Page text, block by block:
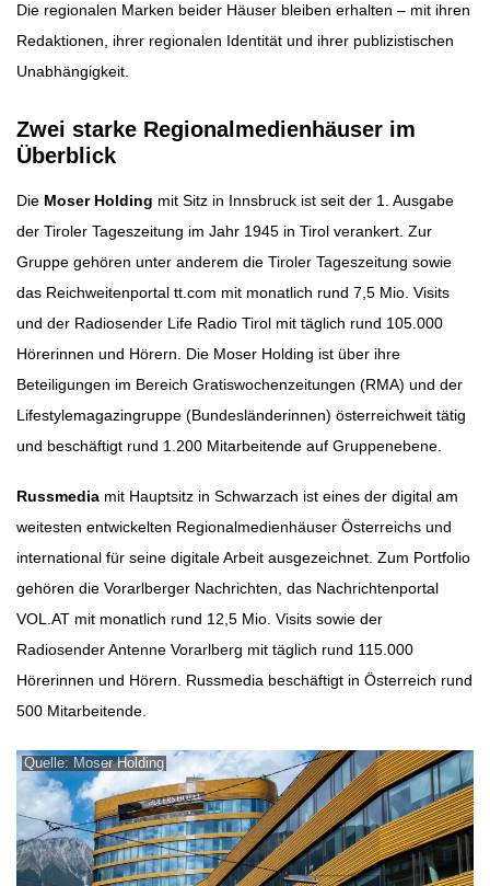
Die regionalen Marken beider Häuser bleiben erhalten – mit ihren
Redaktionen, ihrer regionalen Identität und ihrer publizistischen
Unabhängigkeit.
Zwei starke Regionalmedienhäuser im
Überblick
Die Moser Holding mit Sitz in Innsbruck ist seit der 1. Ausgabe
der Tiroler Tageszeitung im Jahr 1945 in Tirol verankert. Zur
Gruppe gehören unter anderem die Tiroler Tageszeitung sowie
das Reichweitenportal tt.com mit monatlich rund 7,5 Mio. Visits
und der Radiosender Life Radio Tirol mit täglich rund 105.000
Hörerinnen und Hörern. Die Moser Holding ist über ihre
Beteiligungen im Bereich Gratiswochenzeitungen (RMA) und der
Lifestylemagazingruppe (Bundesländerinnen) österreichweit tätig
und beschäftigt rund 1.200 Mitarbeitende auf Gruppenebene.
Russmedia mit Hauptsitz in Schwarzach ist eines der digital am
weitesten entwickelten Regionalmedienhäuser Österreichs und
international für seine digitale Arbeit ausgezeichnet. Zum Portfolio
gehören die Vorarlberger Nachrichten, das Nachrichtenportal
VOL.AT mit monatlich rund 12,5 Mio. Visits sowie der
Radiosender Antenne Vorarlberg mit täglich rund 115.000
Hörerinnen und Hörern. Russmedia beschäftigt in Österreich rund
500 Mitarbeitende.
Quelle: Moser Holding